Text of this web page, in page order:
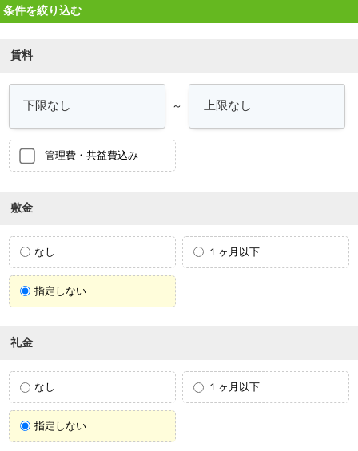
条件を絞り込む
賃料
～
管理費・共益費込み
敷金
なし １ヶ月以下
指定しない
礼金
なし １ヶ月以下
指定しない